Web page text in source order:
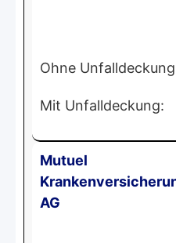
Ohne
Mit Unfalldeckung:
Mutuel
AG